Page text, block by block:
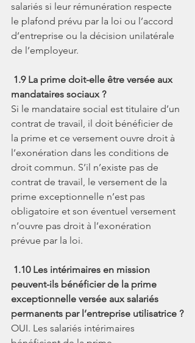
salariés si leur rémunération respecte
le plafond prévu par la loi ou l’accord
d’entreprise ou la décision unilatérale
de l’employeur.
1.9 La prime doit-elle être versée aux
mandataires sociaux ?
Si le mandataire social est titulaire d’un
contrat de travail, il doit bénéficier de
la prime et ce versement ouvre droit à
l’exonération dans les conditions de
droit commun. S’il n’existe pas de
contrat de travail, le versement de la
prime exceptionnelle n’est pas
obligatoire et son éventuel versement
n’ouvre pas droit à l’exonération
prévue par la loi.
1.10 Les intérimaires en mission
peuvent-ils bénéficier de la prime
exceptionnelle versée aux salariés
permanents par l’entreprise utilisatrice ?
OUI. Les salariés intérimaires